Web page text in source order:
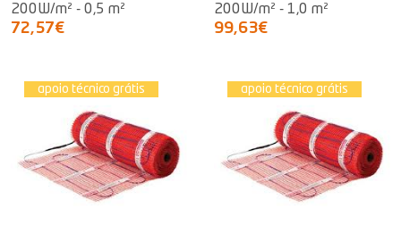
200W/m² - 0,5 m²
72,57€
200W/m² - 1,0 m²
99,63€
apoio técnico grátis apoio técnico grátis